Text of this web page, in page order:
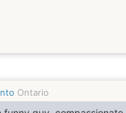
Ontario